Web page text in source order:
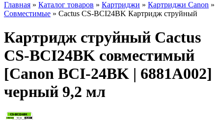
Главная » Каталог товаров » Картриджи » Картриджи Canon »
Совместимые » Cactus CS-BCI24BK Картридж струйный
Картридж струйный Cactus
CS-BCI24BK совместимый
[Canon BCI-24BK | 6881A002]
черный 9,2 мл